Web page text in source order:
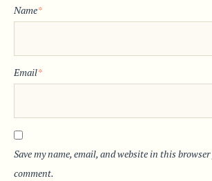
Name*
Email*
Save my name, email, and website in this
comment.